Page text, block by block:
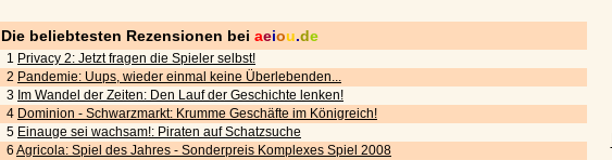
Die beliebtesten Rezensionen bei aeiou.de
1 Privacy 2: Jetzt fragen die Spieler selbst!
2 Pandemie: Uups, wieder einmal keine Überlebenden...
3 Im Wandel der Zeiten: Den Lauf der Geschichte lenken!
4 Dominion - Schwarzmarkt: Krumme Geschäfte im Königreich!
5 Einauge sei wachsam!: Piraten auf Schatzsuche
6 Agricola: Spiel des Jahres - Sonderpreis Komplexes Spiel 2008